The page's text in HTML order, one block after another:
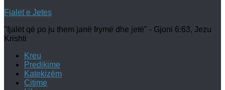
Fjalet e Jetes
"fjalët që po ju them janë frymë dhe jetë" - Gjoni 6:63, Jezu
Krishti
Kreu
Predikime
Katekizëm
Citime